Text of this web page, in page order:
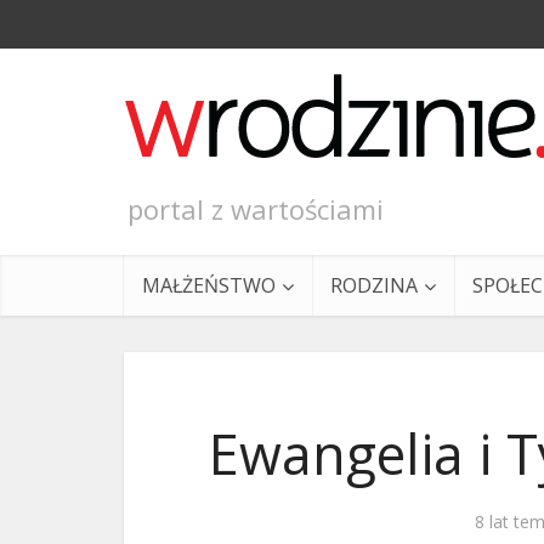
portal z wartościami
MAŁŻEŃSTWO RODZINA
Ewangelia i
8 lat